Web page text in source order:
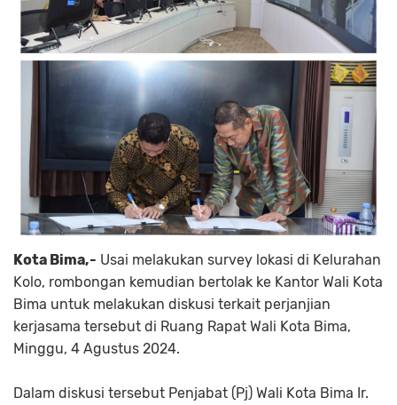
Kota Bima,- Usai melakukan survey lokasi di Kelurahan
Kolo, rombongan kemudian bertolak ke Kantor Wali Kota
Bima untuk melakukan diskusi terkait perjanjian
kerjasama tersebut di Ruang Rapat Wali Kota Bima,
Minggu, 4 Agustus 2024.
Dalam diskusi tersebut Penjabat (Pj) Wali Kota Bima Ir.